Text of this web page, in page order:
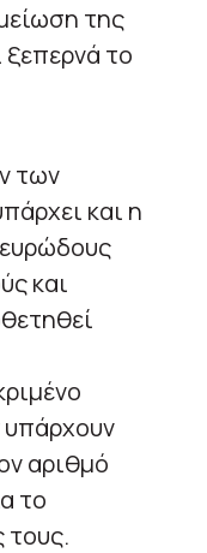
της
το
των
και η
και
αριθμό
το
τους.